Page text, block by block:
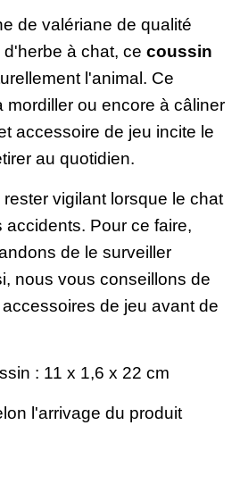
de valériane de qualité
à chat, ce coussin
l'animal. Ce
mordiller ou encore à câliner
accessoire de jeu incite le
au quotidien.
vigilant lorsque le chat
accidents. Pour ce faire,
de le surveiller
nous vous conseillons de
de jeu avant de
: 11 x 1,6 x 22 cm
l'arrivage du produit